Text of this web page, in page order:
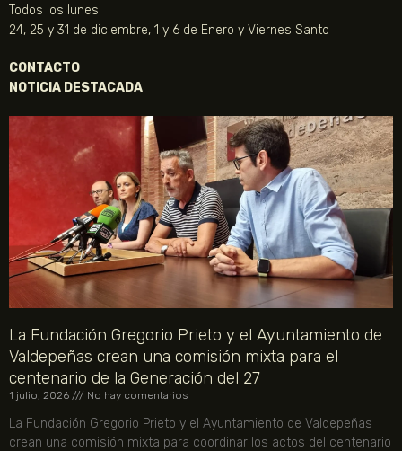
Todos los lunes
24, 25 y 31 de diciembre, 1 y 6 de Enero y Viernes Santo
CONTACTO
NOTICIA DESTACADA
La Fundación Gregorio Prieto y el Ayuntamiento de
Valdepeñas crean una comisión mixta para el
centenario de la Generación del 27
1 julio, 2026 No hay comentarios
La Fundación Gregorio Prieto y el Ayuntamiento de Valdepeñas
crean una comisión mixta para coordinar los actos del centenario